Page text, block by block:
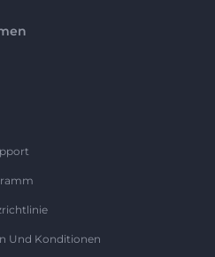
Und Konditionen